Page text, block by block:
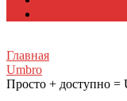
Главная
Umbro
Просто + доступно =